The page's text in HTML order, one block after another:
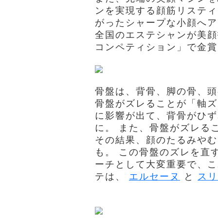
ンを実現する顔筋リステ
がったシャープな小顔へ
全国のエステシャンが美
コンペティション」で金
骨盤は、背骨、脚の骨、
骨盤がズレることが「軸
に影響が出て、背骨がひ
に。 また、骨盤がズレる
その結果、顔のたるみや
も。 この骨盤のズレを直
ーチとして大変重要で、
テは、 エルセーヌ と ス